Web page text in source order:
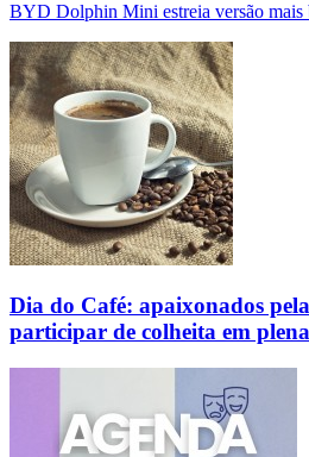
BYD Dolphin Mini estreia versão mais
Dia do Café: apaixonados
participar de colheita em